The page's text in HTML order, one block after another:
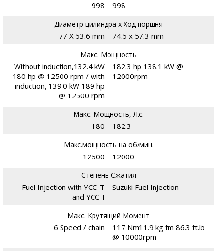
998 998
Диаметр цилиндра х Ход поршня
77 X 53.6 mm 74.5 x 57.3 mm
Макс. Мощность
Without induction,132.4 kW
180 hp @ 12500 rpm / with
induction, 139.0 kW 189 hp
@ 12500 rpm
182.3 hp 138.1 kW @
12000rpm
Макс. Мощность, Л.с.
180 182.3
Макс.мощность на об/мин.
12500 12000
Степень Сжатия
Fuel Injection with YCC-T
and YCC-I
Suzuki Fuel Injection
Макс. Крутящий Момент
6 Speed / chain
117 Nm11.9 kg fm 86.3 ft.lb
@ 10000rpm